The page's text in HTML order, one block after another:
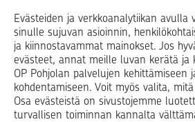
Evästeiden ja verkkoanalytiikan avulla
sinulle sujuvan asioinnin,
ja kiinnostavammat mainokset. Jos
evästeet, annat meille luvan kerätä ja
OP Pohjolan palvelujen kehittämiseen
kohdentamiseen. Voit myös valita,
Osa evästeistä on sivustojemme
turvallisen toiminnan kannalta
Op.fi OP Koti Pohjola
Facebook
X LinkedInInstagram